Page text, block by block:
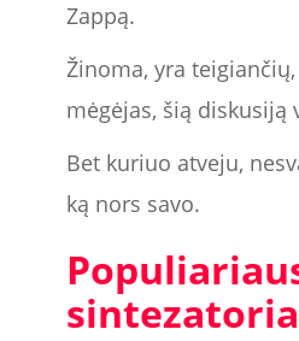
Zappą.
Žinoma, yra
mėgėjas, šią diskusiją
Bet kuriuo atveju,
ką nors savo.